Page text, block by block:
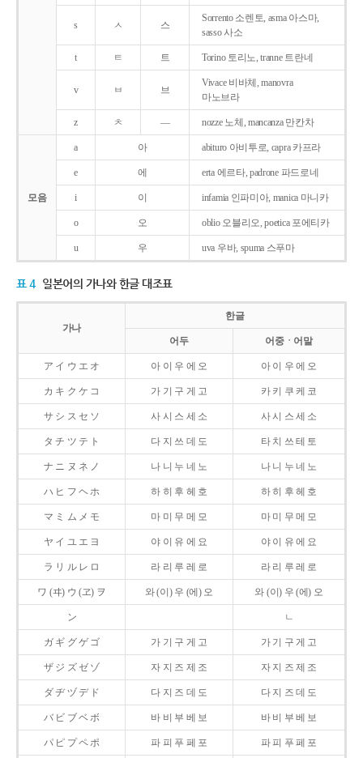
s ㅅ 스
Sorrento 소렌토, asma 아스마,
sasso 사소
t ㅌ 트 Torino 토리노, tranne 트란네
v ㅂ 브
Vivace 비바체, manovra
마노브라
z ㅊ ― nozze 노체, mancanza 만칸차
모음
a 아 abituro 아비투로, capra 카프라
e 에 erta 에르타, padrone 파드로네
i 이 infamia 인파미아, manica 마니카
o 오 oblio 오블리오, poetica 포에티카
u 우 uva 우바, spuma 스푸마
표 4 일본어의 가나와 한글 대조표
가나
한글
어두 어중ㆍ어말
ア イ ウ エ オ 아 이 우 에 오 아 이 우 에 오
カ キ ク ケ コ 가 기 구 게 고 카 키 쿠 케 코
サ シ ス セ ソ 사 시 스 세 소 사 시 스 세 소
タ チ ツ テ ト 다 지 쓰 데 도 타 치 쓰 테 토
ナ ニ ヌ ネ ノ 나 니 누 네 노 나 니 누 네 노
ハ ヒ フ ヘ ホ 하 히 후 헤 호 하 히 후 헤 호
マ ミ ム メ モ 마 미 무 메 모 마 미 무 메 모
ヤ イ ユ エ ヨ 야 이 유 에 요 야 이 유 에 요
ラ リ ル レ ロ 라 리 루 레 로 라 리 루 레 로
ワ (ヰ) ウ (ヱ) ヲ 와 (이) 우 (에) 오 와 (이) 우 (에) 오
ン ㄴ
ガ ギ グ ゲ ゴ 가 기 구 게 고 가 기 구 게 고
ザ ジ ズ ゼ ゾ 자 지 즈 제 조 자 지 즈 제 조
ダ ヂ ヅ デ ド 다 지 즈 데 도 다 지 즈 데 도
バ ビ ブ ベ ボ 바 비 부 베 보 바 비 부 베 보
パ ピ プ ペ ポ 파 피 푸 페 포 파 피 푸 페 포